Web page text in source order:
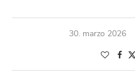
30. marzo 2026